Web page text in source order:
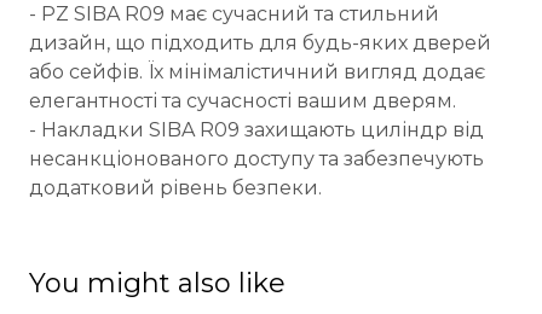
- PZ SIBA R09 має сучасний та стильний
дизайн, що підходить для будь-яких дверей
або сейфів. Їх мінімалістичний вигляд додає
елегантності та сучасності вашим дверям.
- Накладки SIBA R09 захищають циліндр від
несанкціонованого доступу та забезпечують
додатковий рівень безпеки.
You might also like